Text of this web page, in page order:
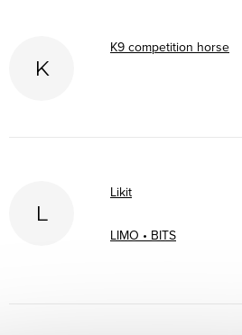
K
K9 competition horse
L
Likit
LIMO • BITS